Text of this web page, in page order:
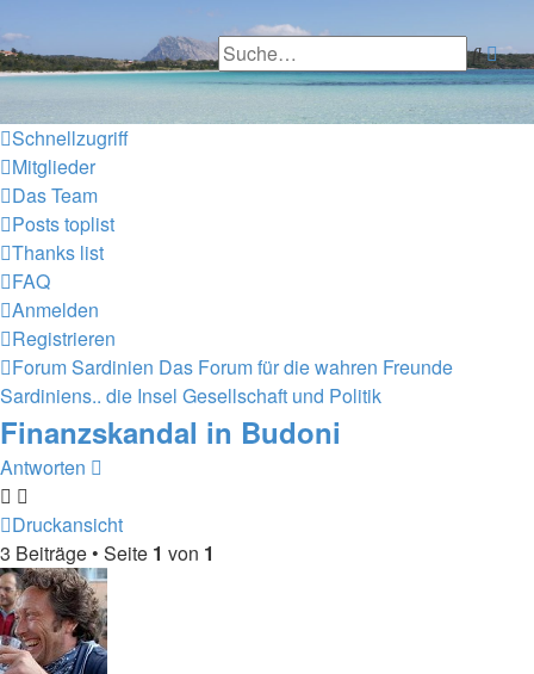
Suche
sardinien-forum.org
Das Forum der Freunde Sardiniens
Schnellzugriff
Mitglieder
Das Team
Posts toplist
Thanks list
FAQ
Anmelden
Registrieren
Forum Sardinien Das Forum für die wahren Freunde
Sardiniens.. die Insel Gesellschaft und Politik
Finanzskandal in Budoni
Antworten
Druckansicht
3 Beiträge • Seite 1 von 1